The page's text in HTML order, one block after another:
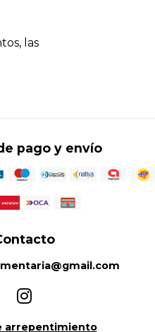
las
pago y envío
arrepentimiento